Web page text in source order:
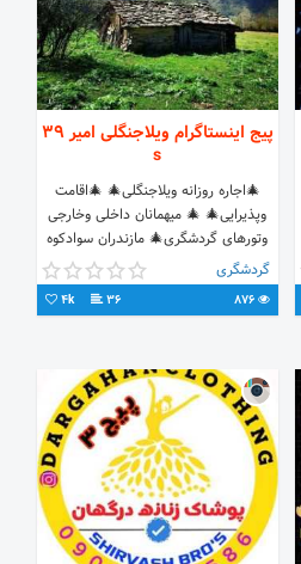
پیج اینستاگرام ویلاجنگلی امیر 39
s
🎄اجاره روزانه ویلاجنگلی🎄 🎄اقامت
وپذیرایی🎄 🎄 میهمانان داخلی وخارجی
وتورهای گردشگری🎄 مازندران سوادکوه
شمالی لفور وبابلکنارزیبا
ش:تماس09111190703 عابدی
گردشگری
876
36
4k